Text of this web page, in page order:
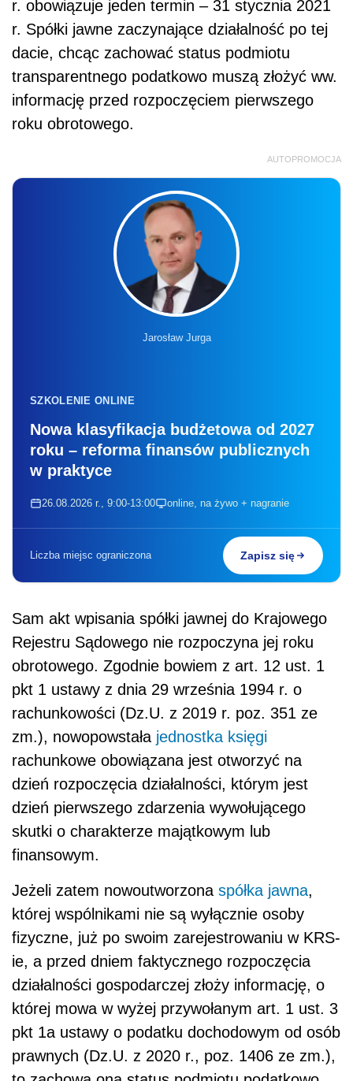
r. obowiązuje jeden termin – 31 stycznia 2021
r. Spółki jawne zaczynające działalność po tej
dacie, chcąc zachować status podmiotu
transparentnego podatkowo muszą złożyć ww.
informację przed rozpoczęciem pierwszego
roku obrotowego.
AUTOPROMOCJA
Jarosław Jurga
SZKOLENIE ONLINE
Nowa klasyfikacja budżetowa od 2027
roku – reforma finansów publicznych
w praktyce
26.08.2026 r., 9:00-13:00 online, na żywo + nagranie
Liczba miejsc ograniczona Zapisz się
Sam akt wpisania spółki jawnej do Krajowego
Rejestru Sądowego nie rozpoczyna jej roku
obrotowego. Zgodnie bowiem z art. 12 ust. 1
pkt 1 ustawy z dnia 29 września 1994 r. o
rachunkowości (Dz.U. z 2019 r. poz. 351 ze
zm.), nowopowstała jednostka księgi
rachunkowe obowiązana jest otworzyć na
dzień rozpoczęcia działalności, którym jest
dzień pierwszego zdarzenia wywołującego
skutki o charakterze majątkowym lub
finansowym.
Jeżeli zatem nowoutworzona spółka jawna,
której wspólnikami nie są wyłącznie osoby
fizyczne, już po swoim zarejestrowaniu w KRS-
ie, a przed dniem faktycznego rozpoczęcia
działalności gospodarczej złoży informację, o
której mowa w wyżej przywołanym art. 1 ust. 3
pkt 1a ustawy o podatku dochodowym od osób
prawnych (Dz.U. z 2020 r., poz. 1406 ze zm.),